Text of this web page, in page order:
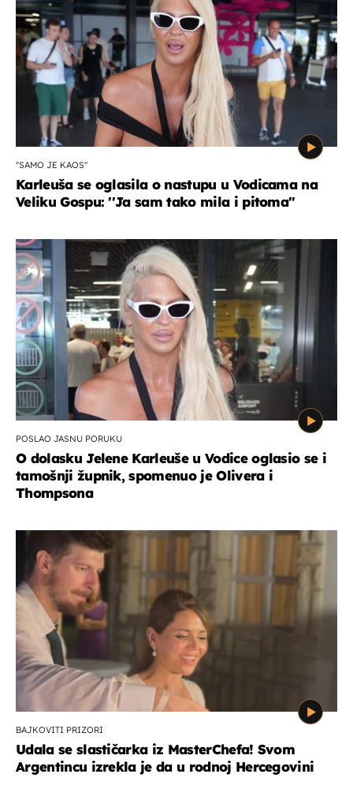
''SAMO JE KAOS''
Karleuša se oglasila o nastupu u Vodicama na
Veliku Gospu: ''Ja sam tako mila i pitoma''
POSLAO JASNU PORUKU
O dolasku Jelene Karleuše u Vodice oglasio se i
tamošnji župnik, spomenuo je Olivera i
Thompsona
BAJKOVITI PRIZORI
Udala se slastičarka iz MasterChefa! Svom
Argentincu izrekla je da u rodnoj Hercegovini